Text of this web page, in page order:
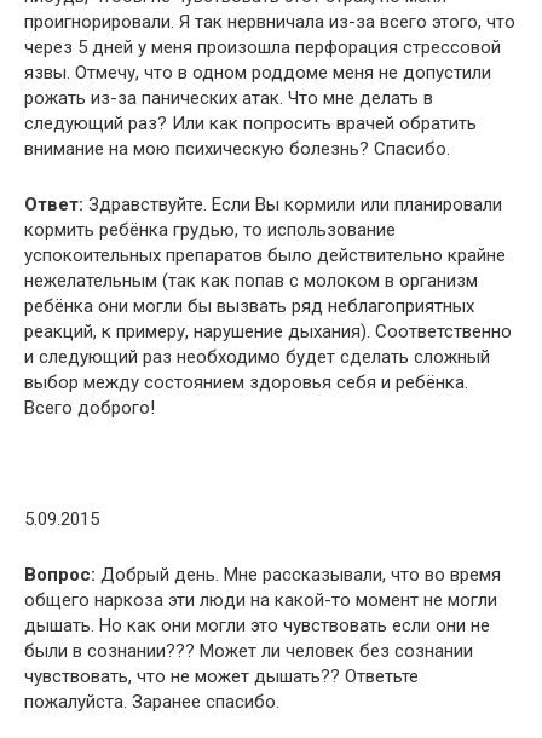
проигнорировали. Я так нервничала из-за всего этого, что
через 5 дней у меня произошла перфорация стрессовой
язвы. Отмечу, что в одном роддоме меня не допустили
рожать из-за панических атак. Что мне делать в
следующий раз? Или как попросить врачей обратить
внимание на мою психическую болезнь? Спасибо.
Ответ: Здравствуйте. Если Вы кормили или планировали
кормить ребёнка грудью, то использование
успокоительных препаратов было действительно крайне
нежелательным (так как попав с молоком в организм
ребёнка они могли бы вызвать ряд неблагоприятных
реакций, к примеру, нарушение дыхания). Соответственно
и следующий раз необходимо будет сделать сложный
выбор между состоянием здоровья себя и ребёнка.
Всего доброго!
5.09.2015
Вопрос: Добрый день. Мне рассказывали, что во время
общего наркоза эти люди на какой-то момент не могли
дышать. Но как они могли это чувствовать если они не
были в сознании??? Может ли человек без сознании
чувствовать, что не может дышать?? Ответьте
пожалуйста. Заранее спасибо.